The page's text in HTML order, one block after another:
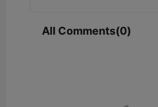
All Comments(0)